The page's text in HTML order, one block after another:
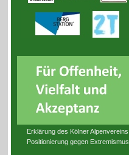
Erklärung des Kölner Alpenvereins
Positionierung gegen Extremismus